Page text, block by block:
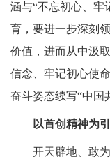
涵与“不忘初心、牢
育，要进一步深刻
价值，进而从中汲
信念、牢记初心使
奋斗姿态续写“中国
以首创精神为
开天辟地、敢